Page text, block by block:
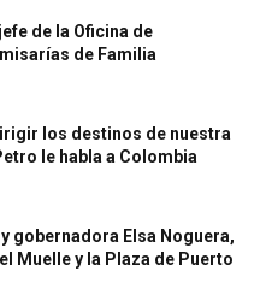
de la Oficina de
de Familia
los destinos de nuestra
le habla a Colombia
gobernadora Elsa Noguera,
Muelle y la Plaza de Puerto